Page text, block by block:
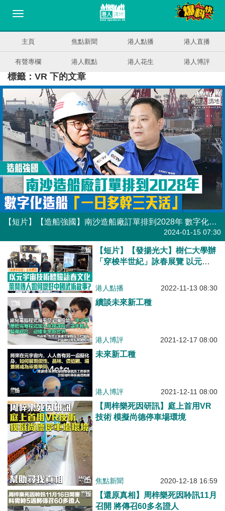
主頁 焦點新聞 港人點播 港人直播
有聲專欄 港人觀點 港人花生 港人博評
標籤：VR 下的文章
【短片】【造船強國】南沙造船廠訂單排到2028年 數字化造船「一日多幹三天活」
2024-01-15 07:30
【短片】【發揚光大】樹仁大學辦
「穿梭半世紀」詠春展覽 以元宇
何說好中國武術故事?
港人點播 2022-11-13 08:30
續談未來新工種
港人博評 2021-12-17 08:00
未來新工種
港人博評 2021-12-11 08:00
【周梓樂死因研訊】庭上首用VR
技術 模擬尚德停車場環境
焦點新聞 2020-12-18 16:59
【還原真相】周梓樂死因聆訊11月
召開 將傳召60多名證人